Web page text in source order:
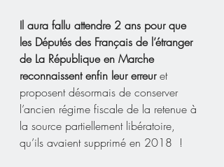
Il aura fallu attendre 2 ans pour que
les Députés des Français de l’étranger
de La République en Marche
reconnaissent enfin leur erreur et
proposent désormais de conserver
l’ancien régime fiscale de la retenue à
la source partiellement libératoire,
qu’ils avaient supprimé en 2018  !